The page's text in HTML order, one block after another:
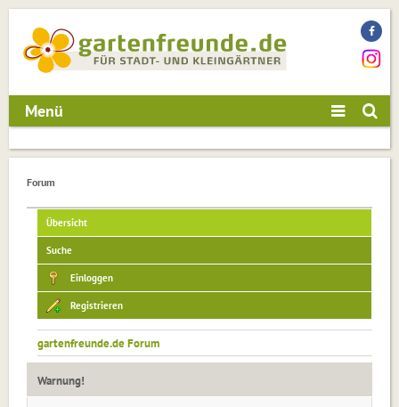
Menü
Forum
Übersicht
Suche
Einloggen
Registrieren
gartenfreunde.de Forum
Warnung!